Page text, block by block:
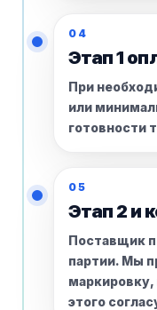
04
Этап 1
При
или
готовности
05
Этап 2 и
Поставщик
партии. Мы
маркировку,
этого